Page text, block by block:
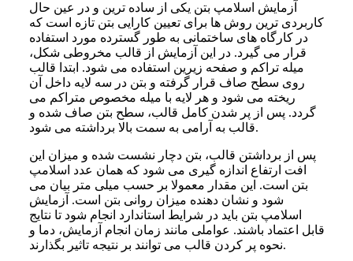
آزمایش اسلامپ بتن یکی از ساده ترین و در عین حال
کاربردی ترین روش ها برای تعیین کارایی بتن تازه است که
در کارگاه های ساختمانی به طور گسترده مورد استفاده
قرار می گیرد. در این آزمایش از قالب مخروطی شکل،
میله تراکم و صفحه زیرین استفاده می شود. ابتدا قالب
روی سطح صاف قرار گرفته و بتن در سه لایه داخل آن
ریخته می شود و هر لایه با میله مخصوص متراکم می
گردد. پس از پر شدن کامل قالب، سطح بتن صاف شده و
قالب به آرامی به سمت بالا برداشته می شود.
پس از برداشتن قالب، بتن دچار نشست شده و میزان این
افت ارتفاع اندازه گیری می شود که همان عدد اسلامپ
بتن است. این مقدار معمولا بر حسب میلی متر بیان می
شود و نشان دهنده میزان روانی بتن است. آزمایش
اسلامپ بتن باید در شرایط استاندارد انجام شود تا نتایج
قابل اعتماد باشند. عواملی مانند زمان انجام آزمایش، دما و
نحوه پر کردن قالب می توانند بر نتیجه تاثیر بگذارند.